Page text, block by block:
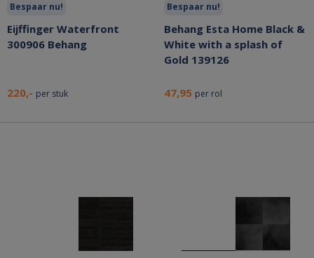
Bespaar nu!
Eijffinger Waterfront
300906 Behang
220,- per stuk
Bespaar nu!
Behang Esta Home Black &
White with a splash of
Gold 139126
47,95 per rol